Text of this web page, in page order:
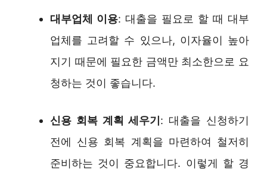
대부업체 이용: 대출을 필요로 할 때 대부
업체를 고려할 수 있으나, 이자율이 높아
지기 때문에 필요한 금액만 최소한으로 요
청하는 것이 좋습니다.
신용 회복 계획 세우기: 대출을 신청하기
전에 신용 회복 계획을 마련하여 철저히
준비하는 것이 중요합니다. 이렇게 할 경